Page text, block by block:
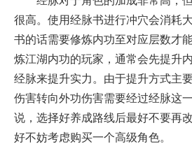
很高。使用经脉书进行冲穴会消耗
书的话需要修炼内功至对应层数才
炼江湖内功的玩家，通常会先提升
经脉来提升实力。由于提升方式主
伤害转向外功伤害需要经过经脉这
说，选择好养成路线后最好不要再
好不妨考虑购买一个高级角色。